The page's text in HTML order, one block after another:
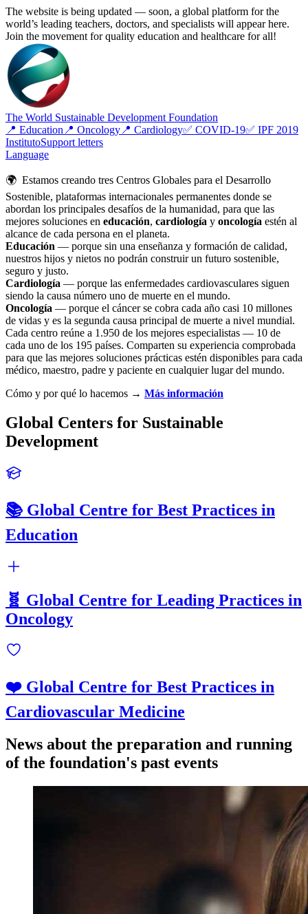
The website is being updated — soon, a global platform for the
world’s leading teachers, doctors, and specialists will appear here.
Join the movement for quality education and healthcare for all!
The World Sustainable Development Foundation
📍 Education 📍 Oncology 📍 Cardiology✅ COVID-19✅ IPF 2019
InstitutoSupport letters
Language
🌍 Estamos creando tres Centros Globales para el Desarrollo
Sostenible, plataformas internacionales permanentes donde se
abordan los principales desafíos de la humanidad, para que las
mejores soluciones en educación, cardiología y oncología estén al
alcance de cada persona en el planeta.
Educación — porque sin una enseñanza y formación de calidad,
nuestros hijos y nietos no podrán construir un futuro sostenible,
seguro y justo.
Cardiología — porque las enfermedades cardiovasculares siguen
siendo la causa número uno de muerte en el mundo.
Oncología — porque el cáncer se cobra cada año casi 10 millones
de vidas y es la segunda causa principal de muerte a nivel mundial.
Cada centro reúne a 1.950 de los mejores especialistas — 10 de
cada uno de los 195 países. Comparten su experiencia comprobada
para que las mejores soluciones prácticas estén disponibles para cada
médico, maestro, padre y paciente en cualquier lugar del mundo.
Cómo y por qué lo hacemos → Más información
Global Centers for Sustainable
Development
📚 Global Centre for Best Practices in
Education
🧬 Global Centre for Leading Practices in
Oncology
❤️ Global Centre for Best Practices in
Cardiovascular Medicine
News about the preparation and running
of the foundation's past events